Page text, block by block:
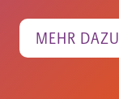
MEHR DAZU